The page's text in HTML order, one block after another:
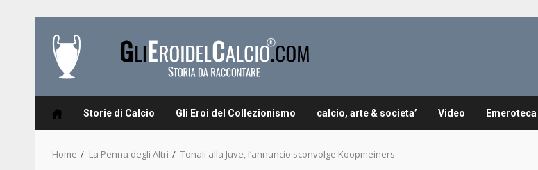
content
Storie di Calcio Gli Eroi del Collezionismo calcio, arte & societa’ Video Emeroteca
Home La Penna degli Altri Tonali alla Juve, l’annuncio sconvolge Koopmeiners